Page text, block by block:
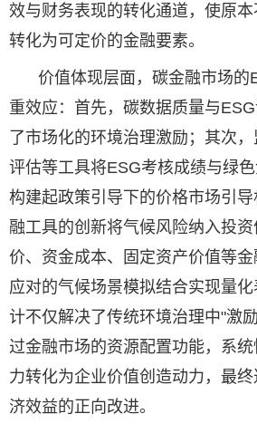
效与财务表现的转化通道，使原
转化为可定价的金融要素。
价值体现层面，碳金融市场的
重效应：首先，碳数据质量与
了市场化的环境治理激励；其次
评估等工具将ESG考核成绩与绿色
构建起政策引导下的价格市场引
融工具的创新将气候风险纳入投
价、资金成本、固定资产价值等
应对的气候场景模拟结合实现量
计不仅解决了传统环境治理中"激
过金融市场的资源配置功能，系
力转化为企业价值创造动力，最
济效益的正向改进。